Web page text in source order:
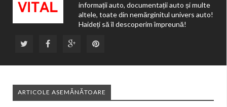
informații auto, documentații auto și multe
altele, toate din nemărginitul univers auto!
Haideți să îl descoperim împreună!
ARTICOLE ASEMĂNĂTOARE